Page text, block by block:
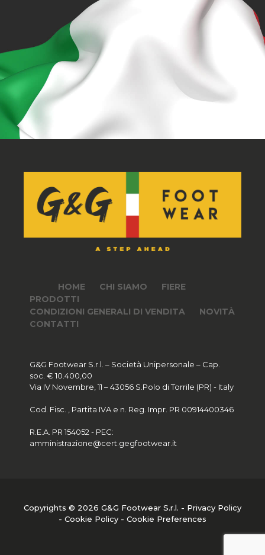
HOME CHI SIAMO
FIERE
PRODOTTI
CONDIZIONI GENERALI DI VENDITA
NOVITÀ
CONTATTI
G&G Footwear S.r.l. – Società Unipersonale – Cap.
soc. € 10.400,00
Via IV Novembre, 11 – 43056 S.Polo di Torrile (PR) - Italy
Cod. Fisc. , Partita IVA e n. Reg. Impr. PR 00914400346
R.E.A. PR 154052 - PEC:
amministrazione@cert.gegfootwear.it
Copyrights © 2026 G&G Footwear S.r.l. - Privacy Policy
- Cookie Policy - Cookie Preferences